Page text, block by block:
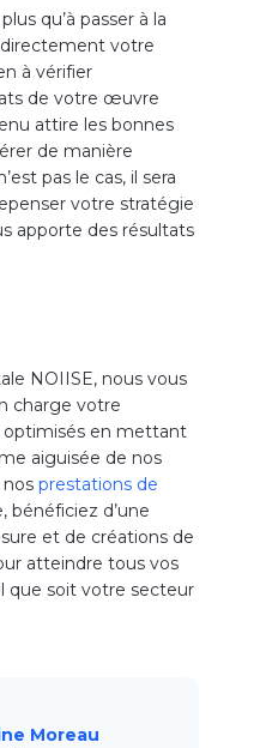
qu’à passer à la
votre
à vérifier
de votre œuvre
attire les bonnes
de manière
pas le cas, il sera
votre stratégie
apporte des résultats
NOIISE, nous vous
charge votre
en mettant
aiguisée de nos
nos prestations de
bénéficiez d’une
et de créations de
atteindre tous vos
que soit votre secteur
Moreau